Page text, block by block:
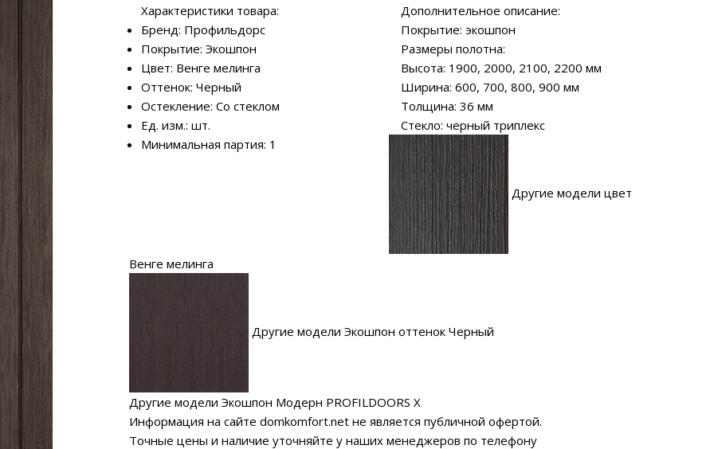
Характеристики товара:
Бренд: Профильдорс
Покрытие: Экошпон
Цвет: Венге мелинга
Оттенок: Черный
Остекление: Со стеклом
Ед. изм.: шт.
Минимальная партия: 1
Дополнительное описание:
Покрытие: экошпон
Размеры полотна:
Высота: 1900, 2000, 2100, 2200 мм
Ширина: 600, 700, 800, 900 мм
Толщина: 36 мм
Стекло: черный триплекс
Другие модели цвет
Венге мелинга
Другие модели Экошпон оттенок Черный
Другие модели Экошпон Модерн PROFILDOORS X
Информация на сайте domkomfort.net не является публичной офертой.
Точные цены и наличие уточняйте у наших менеджеров по телефону